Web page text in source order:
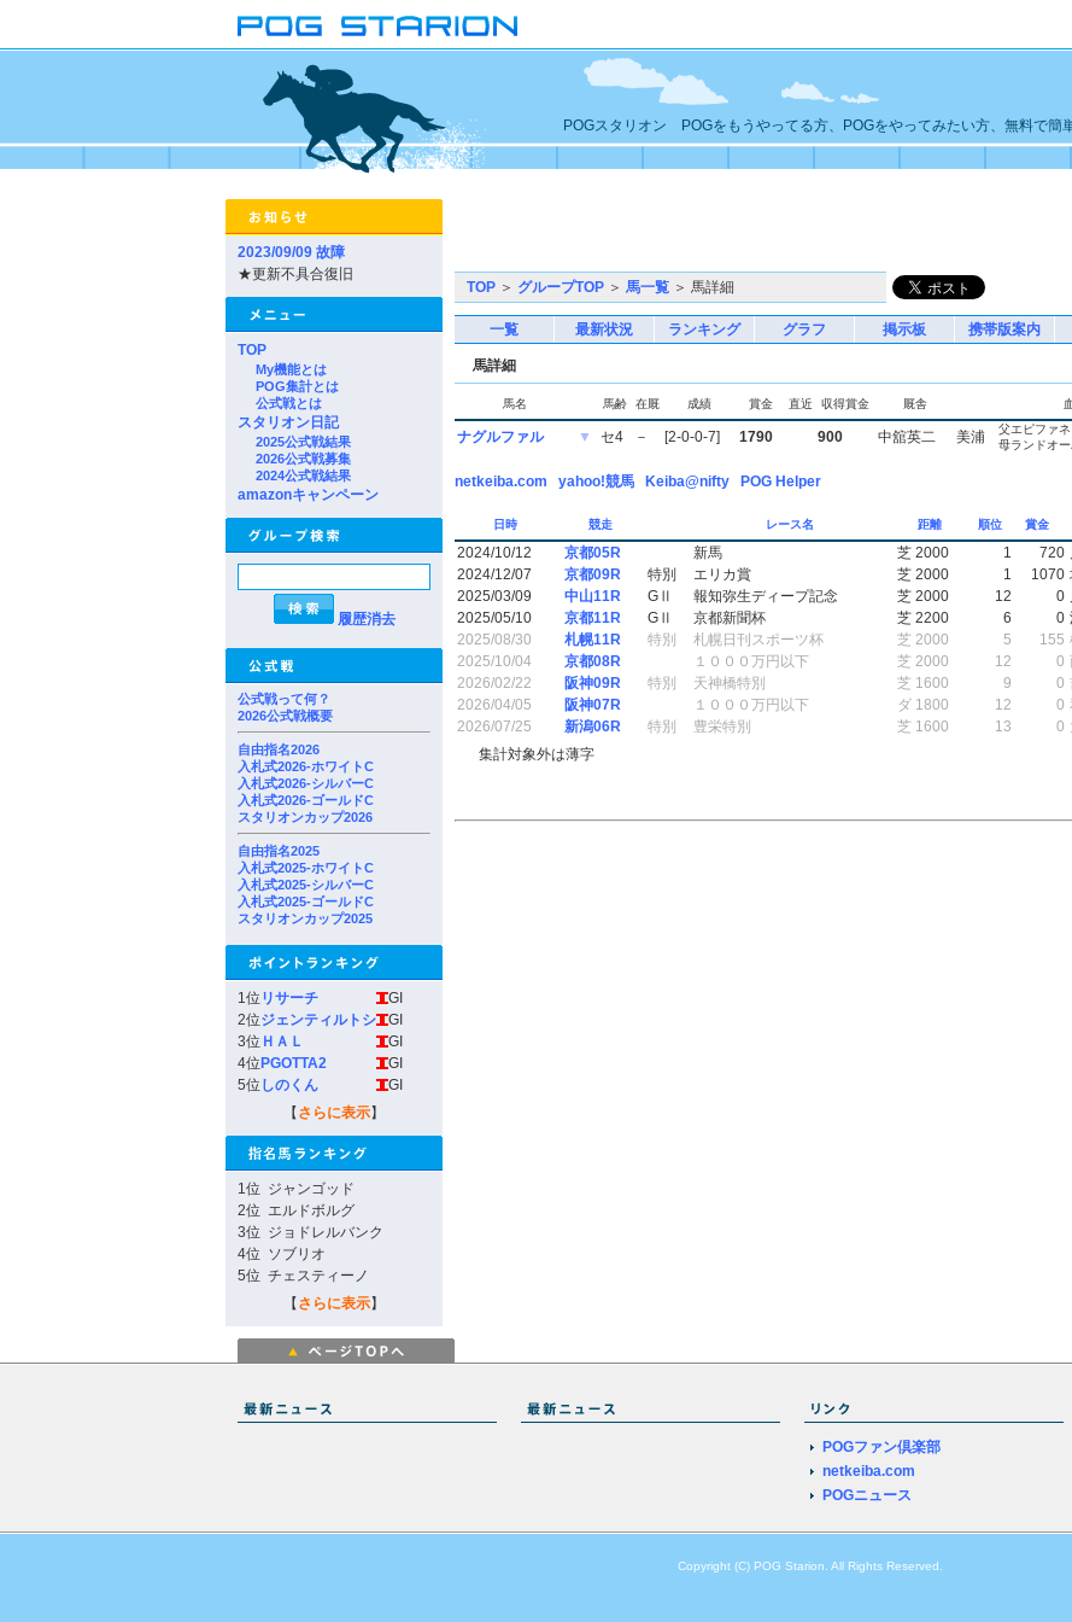
POGスタリオン POGをもうやってる方、POGをやってみたい方、無料で簡
2023/09/09 故障
★更新不具合復旧
TOP
My機能とは
POG集計とは
公式戦とは
スタリオン日記
2025公式戦結果
2026公式戦募集
2024公式戦結果
amazonキャンペーン
履歴消去
公式戦って何？
2026公式戦概要
自由指名2026
入札式2026-ホワイトC
入札式2026-シルバーC
入札式2026-ゴールドC
スタリオンカップ2026
自由指名2025
入札式2025-ホワイトC
入札式2025-シルバーC
入札式2025-ゴールドC
スタリオンカップ2025
1位 リサーチ
GI
2位ジェンティルトシ
GI
3位 ＨＡＬ
GI
4位 PGOTTA2
GI
5位 しのくん
GI
【 さらに表示】
1位 ジャンゴッド
2位 エルドボルグ
3位 ジョドレルバンク
4位 ソブリオ
5位 チェスティーノ
【 さらに表示】
TOP ＞ グループTOP ＞ 馬一覧 ＞ 馬詳細
一覧 最新状況 ランキング グラフ 掲示板 携帯版案内
馬詳細
馬名 馬齢 在厩 成績 賞金 直近 収得賞金 厩舎
ナグルファル ▼ セ4 － [2-0-0-7] 1790 900 中舘英二 美浦
父エピファネ
母ランドオ
netkeiba.com yahoo!競馬 Keiba@nifty POG Helper
日時 競走 レース名 距離 順位 賞金
2024/10/12 京都05R 新馬 芝 2000 1 720
2024/12/07
京都09R 特別 エリカ賞 芝 2000 1 1070
2025/03/09
中山11R GⅡ 報知弥生ディープ記念 芝 2000 12 0
2025/05/10
京都11R GⅡ 京都新聞杯 芝 2200 6 0
2025/08/30
札幌11R 特別 札幌日刊スポーツ杯 芝 2000 5 155
2025/10/04
京都08R １０００万円以下 芝 2000 12 0
2026/02/22
阪神09R 特別 天神橋特別 芝 1600 9 0
2026/04/05
阪神07R １０００万円以下 ダ 1800 12 0
2026/07/25
新潟06R 特別 豊栄特別 芝 1600 13 0
集計対象外は薄字
POGファン倶楽部
netkeiba.com
POGニュース
Copyright (C) POG Starion. All Rights Reserved.